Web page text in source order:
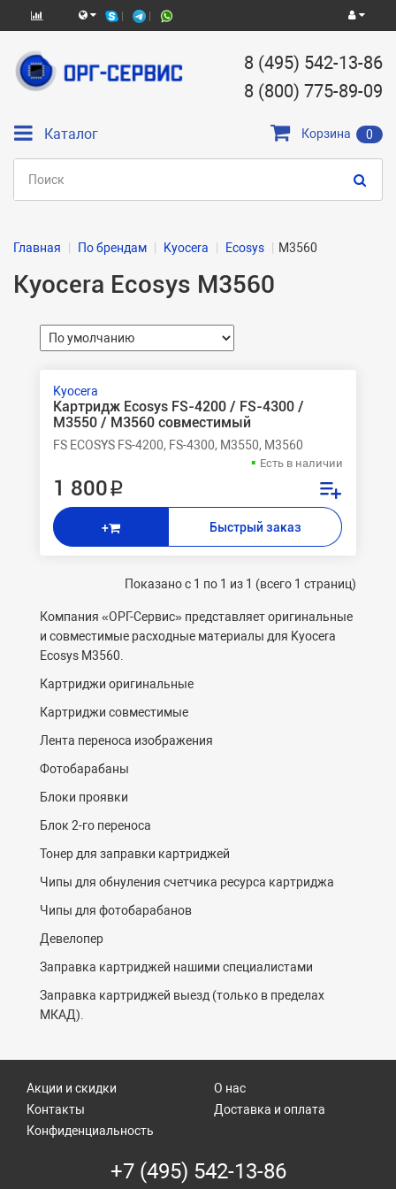
8 (495) 542-13-86
8 (800) 775-89-09
Каталог Корзина 0
Главная По брендам Kyocera Ecosys M3560
Kyocera Ecosys M3560
Kyocera
Картридж Ecosys FS-4200 / FS-4300 /
M3550 / M3560 совместимый
FS ECOSYS FS-4200, FS-4300, M3550, M3560
Есть в наличии
1 800 ₽
+ Быстрый заказ
Показано с 1 по 1 из 1 (всего 1 страниц)
Компания «ОРГ-Cервис» представляет оригинальные
и совместимые расходные материалы для Kyocera
Ecosys M3560.
Картриджи оригинальные
Картриджи совместимые
Лента переноса изображения
Фотобарабаны
Блоки проявки
Блок 2-го переноса
Тонер для заправки картриджей
Чипы для обнуления счетчика ресурса картриджа
Чипы для фотобарабанов
Девелопер
Заправка картриджей нашими специалистами
Заправка картриджей выезд (только в пределах
МКАД).
Акции и скидки
Контакты
О нас
Доставка и оплата
Конфиденциальность
+7 (495) 542-13-86